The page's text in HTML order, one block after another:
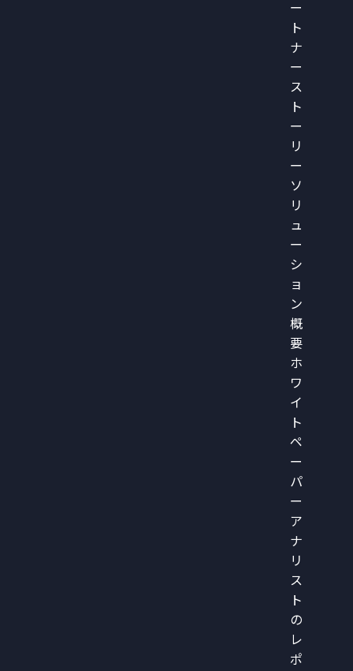
ー
ト
ナ
ー
ス
ト
ー
リ
ー
ソ
リ
ュ
ー
シ
ョ
ン
概
要
ホ
ワ
イ
ト
ペ
ー
パ
ー
ア
ナ
リ
ス
ト
の
レ
ポ